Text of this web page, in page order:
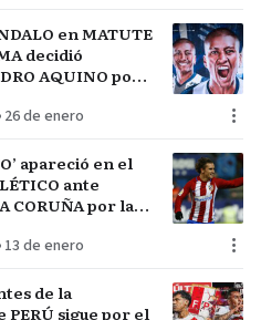
en MATUTE
decidió
AQUINO por
26 de enero
apareció en el
ante
CORUÑA por la
13 de enero
de la
PERÚ sigue por el